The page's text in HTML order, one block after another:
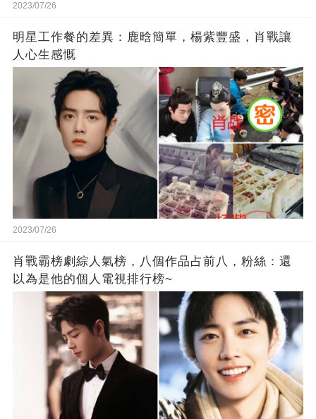
2023/07/26
明星工作餐的差異：鹿晗簡單，楊紫豐盛，肖戰讓
人心生感慨
2023/07/26
肖戰霸榜劇綜人氣榜，八個作品占前八，粉絲：還
以為是他的個人電視排行榜~